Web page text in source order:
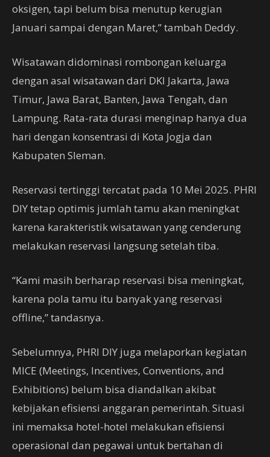
oksigen, tapi belum bisa menutup kerugian
Januari sampai dengan Maret,” tambah Deddy.
Wisatawan didominasi rombongan keluarga
dengan asal wisatawan dari DKI Jakarta, Jawa
Timur, Jawa Barat, Banten, Jawa Tengah, dan
Lampung. Rata-rata durasi menginap hanya dua
hari dengan konsentrasi di Kota Jogja dan
Kabupaten Sleman.
Reservasi tertinggi tercatat pada 10 Mei 2025. PHRI
DIY tetap optimis jumlah tamu akan meningkat
karena karakteristik wisatawan yang cenderung
melakukan reservasi langsung setelah tiba.
“Kami masih berharap reservasi bisa meningkat,
karena pola tamu itu banyak yang reservasi
offline,” tandasnya.
Sebelumnya, PHRI DIY juga melaporkan kegiatan
MICE (Meetings, Incentives, Conventions, and
Exhibitions) belum bisa diandalkan akibat
kebijakan efisiensi anggaran pemerintah. Situasi
ini memaksa hotel-hotel melakukan efisiensi
operasional dan pegawai untuk bertahan di